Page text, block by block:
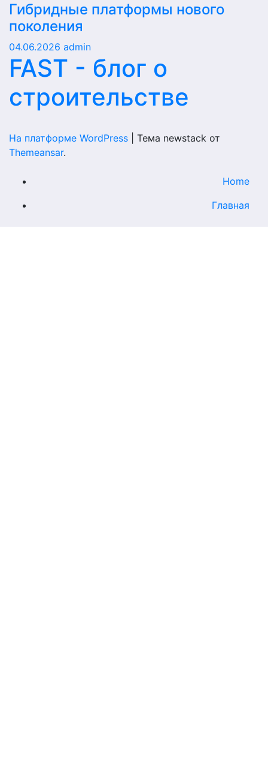
Гибридные платформы нового
поколения
04.06.2026 admin
FAST - блог о
строительстве
На платформе WordPress
Тема newstack от
Themeansar.
Home
Главная